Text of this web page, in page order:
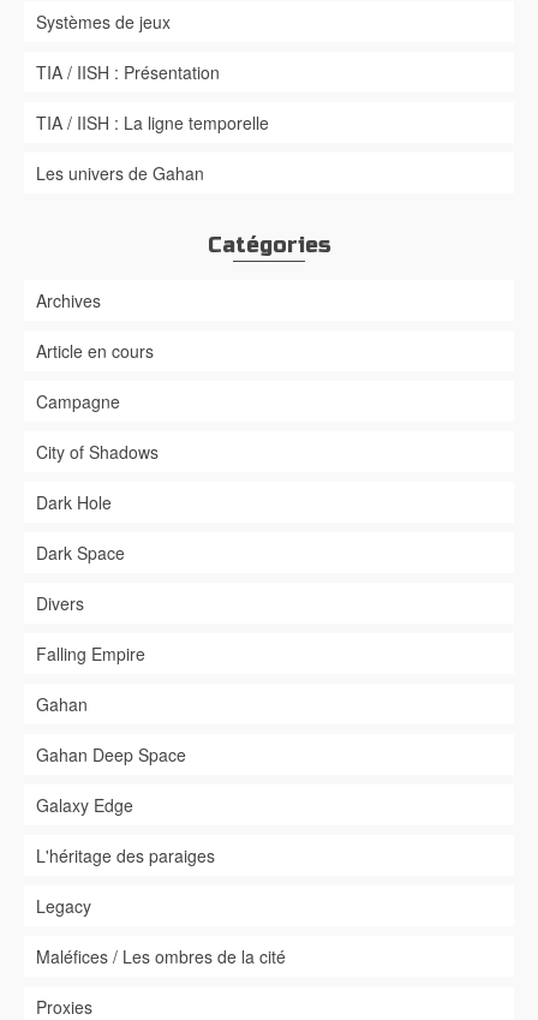
Systèmes de jeux
TIA / IISH : Présentation
TIA / IISH : La ligne temporelle
Les univers de Gahan
Catégories
Archives
Article en cours
Campagne
City of Shadows
Dark Hole
Dark Space
Divers
Falling Empire
Gahan
Gahan Deep Space
Galaxy Edge
L'héritage des paraiges
Legacy
Maléfices / Les ombres de la cité
Proxies